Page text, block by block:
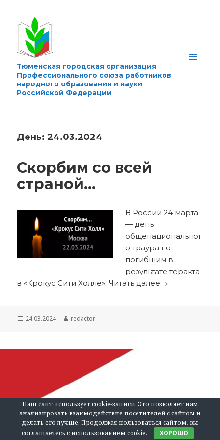
Тюменская городская организация
Профессионального союза работников
народного образования и науки
Российской Федерации
День:24.03.2024
Скорбим со всей
страной…
В России 24 марта
— день
общенациональног
о траура по
погибшим в
результате теракта
в «Крокус Сити Холле».Читать далее Скорбим со
Опубликовано
24.03.2024 Автор
redactor
Наш сайт использует cookie-записи. Это позволяет нам
анализировать взаимодействие посетителей с сайтом и
делать его лучше. Продолжая пользоваться сайтом, вы
соглашаетесь с использованием cookie.
ХОРОШО